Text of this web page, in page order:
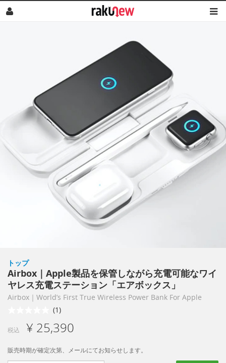
トップ
Airbox｜Apple製品を保管しながら充電可能なワイ
ヤレス充電ステーション「エアボックス」
Airbox｜World’s First True Wireless Power Bank For Apple
(1)
税込 ¥ 25,390
販売時期が確定次第、メールにてお知らせします。